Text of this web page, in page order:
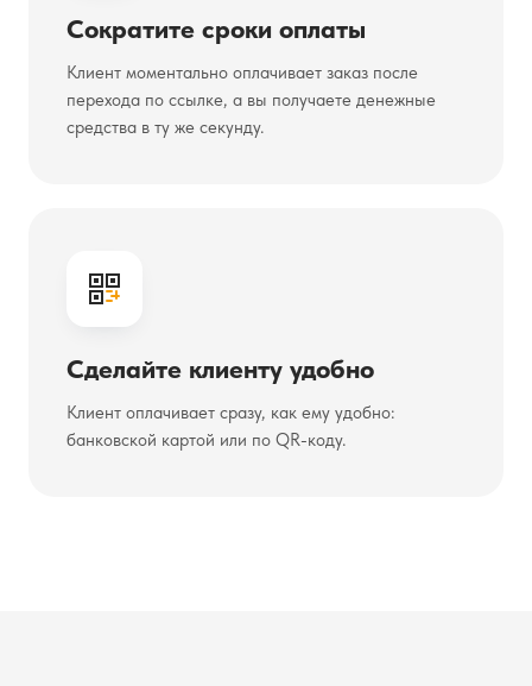
Сократите сроки оплаты
Клиент моментально оплачивает заказ после
перехода по ссылке, а вы получаете денежные
средства в ту же секунду.
Сделайте клиенту удобно
Клиент оплачивает сразу, как ему удобно:
банковской картой или по QR-коду.